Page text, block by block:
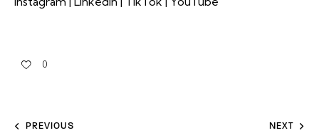
0
PREVIOUS NEXT